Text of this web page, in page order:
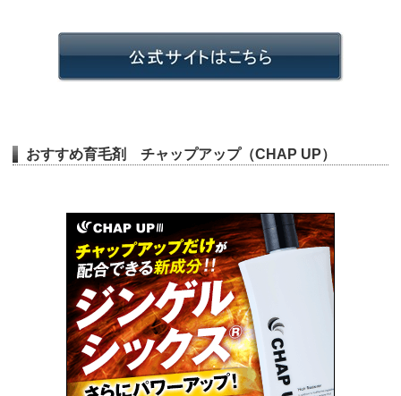
おすすめ育毛剤 チャップアップ（CHAP UP）